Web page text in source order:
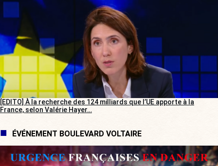
[EDITO] À la recherche des 124 milliards que l’UE apporte à la
France, selon Valérie Hayer…
ÉVÉNEMENT BOULEVARD VOLTAIRE